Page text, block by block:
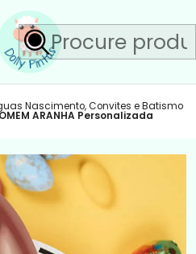
Nascimento, Convites e Batismo
ARANHA Personalizada